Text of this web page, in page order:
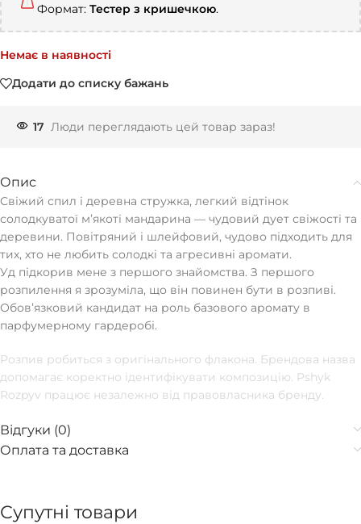
Формат: Тестер з кришечкою.
Немає в наявності
Додати до списку бажань
17 Люди переглядають цей товар зараз!
Опис
Свіжий спил і деревна стружка, легкий відтінок
солодкуватої мʼякоті мандарина — чудовий дует свіжості та
деревини. Повітряний і шлейфовий, чудово підходить для
тих, хто не любить солодкі та агресивні аромати.
Уд підкорив мене з першого знайомства. З першого
розпилення я зрозуміла, що він повинен бути в розпиві.
Обовʼязковий кандидат на роль базового аромату в
парфумерному гардеробі.
Розпив робиться з оригінального флакона. Брендова назва
допомагає коректно ідентифікувати композицію. Pshyk
Rozpyv працює незалежно від правовласника бренду.
Відгуки (0)
Оплата та доставка
Супутні товари